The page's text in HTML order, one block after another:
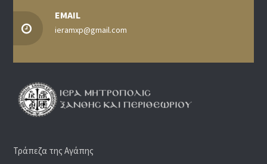
EMAIL
ieramxp@gmail.com
Τράπεζα της Αγάπης